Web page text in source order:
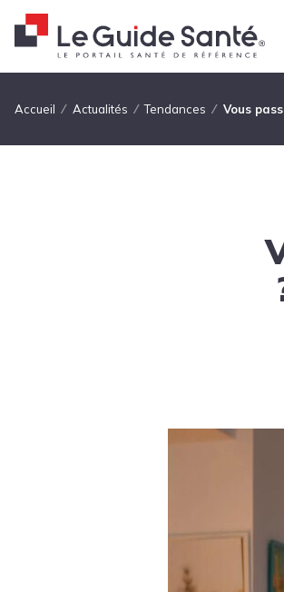
Fil d'Ariane
Accueil Actualités Tendances Vous